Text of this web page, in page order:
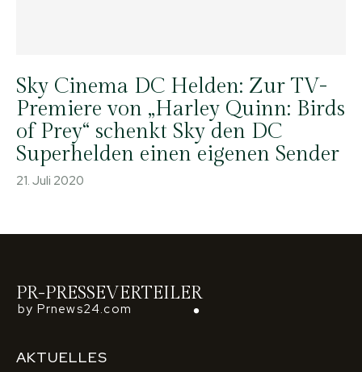
Sky Cinema DC Helden: Zur TV-
Premiere von „Harley Quinn: Birds
of Prey“ schenkt Sky den DC
Superhelden einen eigenen Sender
21. Juli 2020
PR-PRESSEVERTEILER
by Prnews24.com
AKTUELLES